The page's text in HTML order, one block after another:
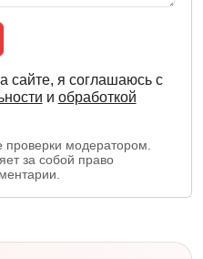
я соглашаюсь с
и обработкой
модератором.
за собой право